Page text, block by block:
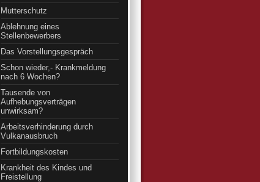
Mutterschutz
Ablehnung eines
Stellenbewerbers
Das Vorstellungsgespräch
Schon wieder,- Krankmeldung
nach 6 Wochen?
Tausende von
Aufhebungsverträgen
unwirksam?
Arbeitsverhinderung durch
Vulkanausbruch
Fortbildungskosten
Krankheit des Kindes und
Freistellung